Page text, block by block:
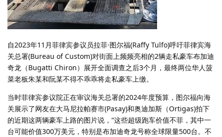
自2023年11月菲律宾参议员拉菲·图尔福(Raffy Tulfo)呼吁菲律宾海
关总署(Bureau of Custom)对街面上频频亮相的2辆走私豪车布加迪
奇龙（Bugatti Chiron）展开全面调查之后3个月，最终两位华人菠
菜老板朱某和阮某不得不乖乖将走私豪车上缴。
当时菲律宾参议院正在审议海关总署的2024年度预算，图尔福向海
关展示了网友在大马尼拉帕赛市(Pasay)和奥迪加斯（Ortigas)拍下
的近期这两辆豪车上路的图片说，“这些超级跑车价值不菲，其中一
台可能价值300万美元，特别是布加迪奇龙号称全球限量500台。不